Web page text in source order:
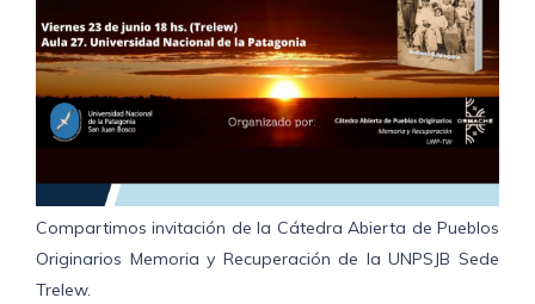
Compartimos invitación de la Cátedra Abierta de Pueblos
Originarios Memoria y Recuperación de la UNPSJB Sede
Trelew.